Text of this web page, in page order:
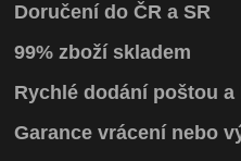
Doručení do ČR a SR
99% zboží skladem
Rychlé dodání poštou a
Garance vrácení nebo